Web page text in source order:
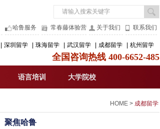
哈鲁服务 常春藤体验营 关于我们 联系我们
深圳留学 珠海留学 武汉留学 成都留学 杭州留学
全国咨询热线 400-6652-485
语言培训 大学院校
HOME > 成都留学
聚焦哈鲁